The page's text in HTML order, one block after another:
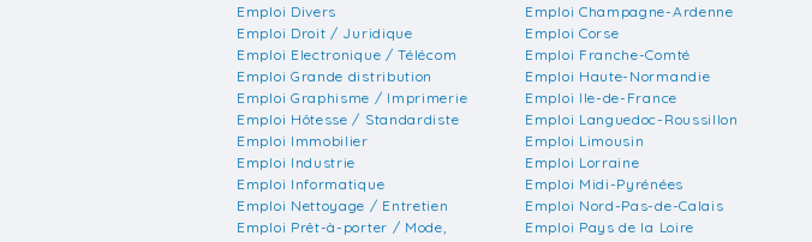
Emploi Divers
Emploi Droit / Juridique
Emploi Electronique / Télécom
Emploi Grande distribution
Emploi Graphisme / Imprimerie
Emploi Hôtesse / Standardiste
Emploi Immobilier
Emploi Industrie
Emploi Informatique
Emploi Nettoyage / Entretien
Emploi Prêt-à-porter / Mode,
Emploi Champagne-Ardenne
Emploi Corse
Emploi Franche-Comté
Emploi Haute-Normandie
Emploi Ile-de-France
Emploi Languedoc-Roussillon
Emploi Limousin
Emploi Lorraine
Emploi Midi-Pyrénées
Emploi Nord-Pas-de-Calais
Emploi Pays de la Loire